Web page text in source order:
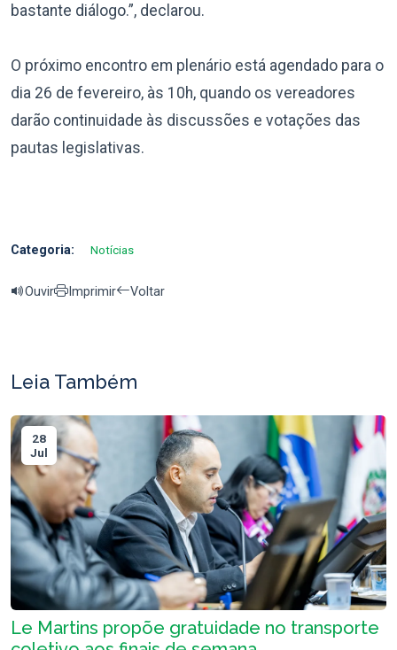
bastante diálogo.”, declarou.
O próximo encontro em plenário está agendado para o
dia 26 de fevereiro, às 10h, quando os vereadores
darão continuidade às discussões e votações das
pautas legislativas.
Categoria: Notícias
Ouvir Imprimir Voltar
Leia Também
28
Jul
Le Martins propõe gratuidade no transporte